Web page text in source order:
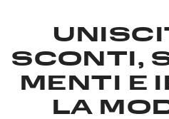
SCONTI,
MENTI E
LA